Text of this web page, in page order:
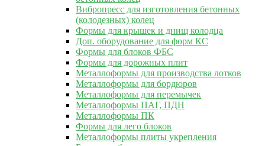
Вибропресс для изготовления бетонных
(колодезных) колец
Формы для крышек и днищ колодца
Доп. оборудование для форм КС
Формы для блоков ФБС
Формы для дорожных плит
Металлоформы для производства лотков
Металлоформы для бордюров
Металлоформы для перемычек
Металлоформы ПАГ, ПДН
Металлоформы ПК
Формы для лего блоков
Металлоформы плиты укрепления